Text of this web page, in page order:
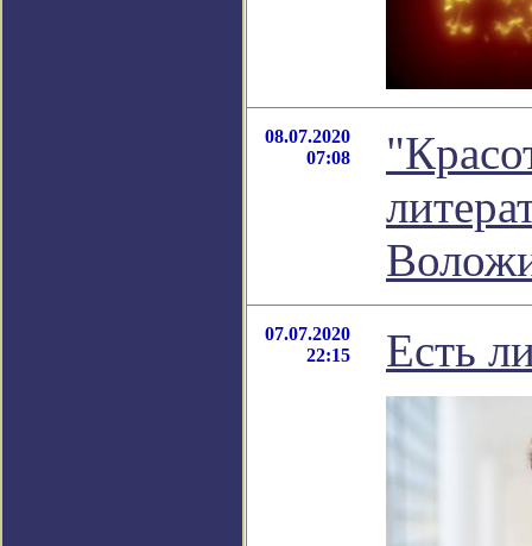
08.07.2020
07:08
07.07.2020
22:15
Есть